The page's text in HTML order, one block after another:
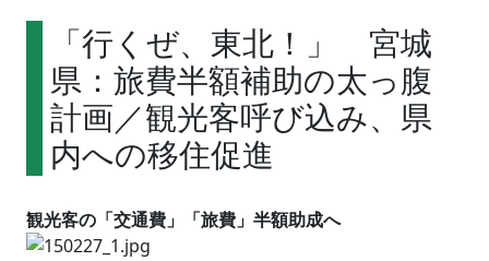
「行くぜ、東北！」 宮城
県：旅費半額補助の太っ腹
計画／観光客呼び込み、県
内への移住促進
観光客の「交通費」「旅費」半額助成へ